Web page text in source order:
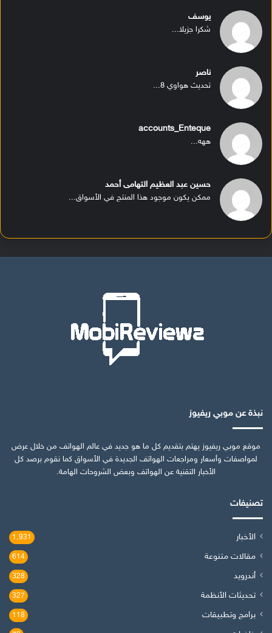
يوسف
شكرا جزيلا...
ناصر
تحديث هواوي 8...
accounts_Enteque
ههه...
حسين عبد العظيم التهامى أحمد
ممكن يكون موجود هذا المنتج في الأسواق...
نبذة عن موبي ريفيوز
موقع موبي ريفيوز يهتم بتقديم كل ما هو جديد في عالم الهواتف من خلال عرض
لمواصفات وأسعار ومراجعات الهواتف الجديدة في الأسواق كما نقوم برصد كل
الأخبار التقنية عن الهواتف وبعض الشروحات الهامة.
تصنيفات
الأخبار 1٬931
مقالات متنوعة 614
أندرويد 328
تحديثات الأنظمة 327
برامج وتطبيقات 118